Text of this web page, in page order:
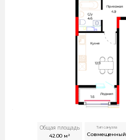
Общая площадь
42.00м²
Тип санузла
Совмещенный